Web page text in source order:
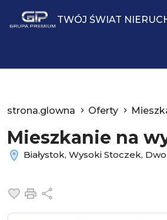
TWÓJ ŚWIAT
strona.glowna Oferty
Mieszkanie na
Białystok, Wysoki Stoczek,
Dodaj do ulubionych
Drukuj